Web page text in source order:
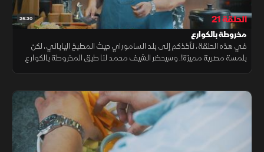
25:30 الحلقة 21
مخروطة بالكوارع
في هذه الحلقة، نأخذكم إلى بلد الساموراي حيث المطبخ الياباني، لكن
بلمسة مصرية مميزة!. وسيحضر الشيف محمد لنا طبق المخروطة بالكوارع